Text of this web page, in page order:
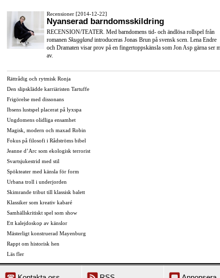
Recensioner [2014-12-22]
Nyanserad barndomsskildring
RECENSION/TEATER. Med barndomens tid- och ändlösa rollspel från
romanen Skuggland introduceras Jonas Brun på svensk scen. Lena Endre
och Dramaten visar prov på en fingertoppskänsla som Jon Asp gärna ser
av.
Rättrådig och rytmisk Ronja
Den slipsklädde karriäristen Tartuffe
Frigörelse med dissonans
Ibsens lustspel placerat på lyxspa
Ungdomens olidliga ensamhet
Magisk, modern och maxad Robin
Fokus på filosofi i Rådströms bibel
Jeanne d’Arc som ekologisk terrorist
Svartsjukestrid med stil
Spökteater med känsla för form
Urbana troll i underjorden
Skimrande tribut till klassisk balett
Klassiker som kreativ kabaré
Samhällskritiskt spel som show
Ett kalejdoskop av känslor
Mästerligt konstruerad Mayenburg
Rappt om historisk hen
Läs fler